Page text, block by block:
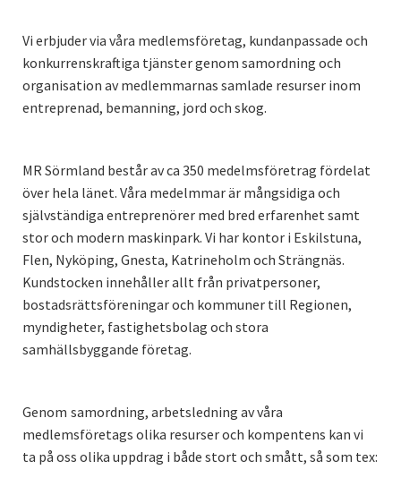
Vi erbjuder via våra medlemsföretag, kundanpassade och
konkurrenskraftiga tjänster genom samordning och
organisation av medlemmarnas samlade resurser inom
entreprenad, bemanning, jord och skog.
MR Sörmland består av ca 350 medelmsföretrag fördelat
över hela länet. Våra medelmmar är mångsidiga och
självständiga entreprenörer med bred erfarenhet samt
stor och modern maskinpark. Vi har kontor i Eskilstuna,
Flen, Nyköping, Gnesta, Katrineholm och Strängnäs.
Kundstocken innehåller allt från privatpersoner,
bostadsrättsföreningar och kommuner till Regionen,
myndigheter, fastighetsbolag och stora
samhällsbyggande företag.
Genom samordning, arbetsledning av våra
medlemsföretags olika resurser och kompentens kan vi
ta på oss olika uppdrag i både stort och smått, så som tex: